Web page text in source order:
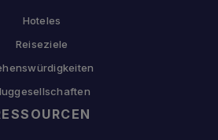
Hoteles
Reiseziele